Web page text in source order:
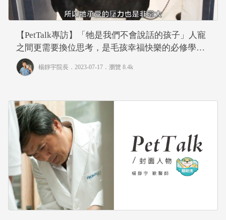
【PetTalk專訪】「牠是我們不會說話的孩子」人寵
之間更需要換位思考，是毛孩幸福快樂的必修學分
｜專業獸醫師—楊靜宇
楊靜宇院長 ．2023-07-17． 瀏覽 8.4k